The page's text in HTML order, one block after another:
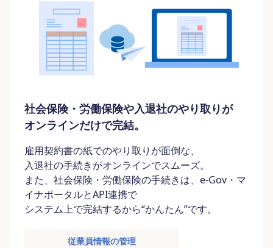
社会保険・労働保険や入退社のやり取りが
オンラインだけで完結。
雇用契約書の紙でのやり取りが面倒な、
入退社の手続きがオンラインでスムーズ。
また、社会保険・労働保険の手続きは、e-Gov・マ
イナポータルとAPI連携で
システム上で完結するから“かんたん”です。
従業員情報の管理